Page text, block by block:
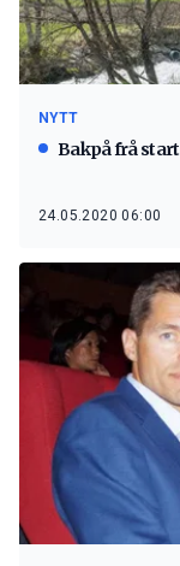
NYTT
Bakpå frå start
24.05.2020 06:00